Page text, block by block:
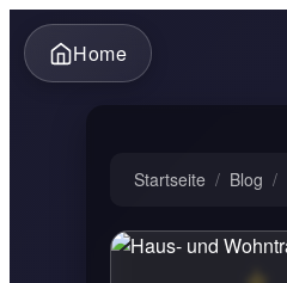
Home
Startseite / Blog /